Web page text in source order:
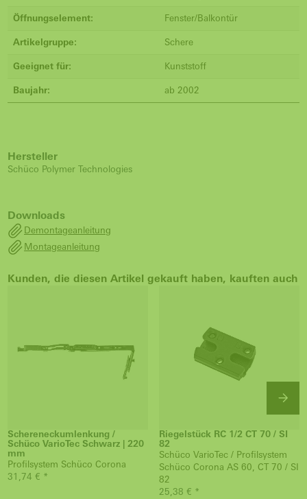
Öffnungselement: Fenster/Balkontür
Artikelgruppe: Schere
Geeignet für: Kunststoff
Baujahr: ab 2002
Hersteller
Schüco Polymer Technologies
Downloads
Demontageanleitung
Montageanleitung
Kunden, die diesen Artikel gekauft haben, kauften auch
Schereneckumlenkung /
Schüco VarioTec Schwarz | 220
mm
Profilsystem Schüco Corona
31,74 € *
Riegelstück RC 1/2 CT 70 / SI
82
Schüco VarioTec / Profilsystem
Schüco Corona AS 60, CT 70 / SI
82
25,38 € *